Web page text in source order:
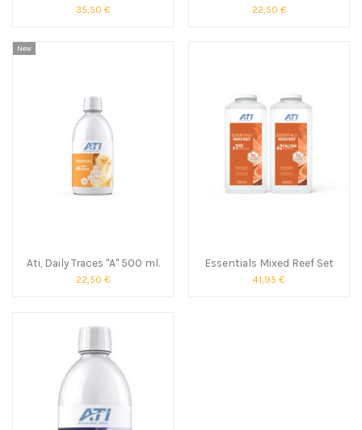
35,50 € 22,50 €
New
Ati, Daily Traces "A" 500 ml.
22,50 €
Essentials Mixed Reef Set
41,95 €